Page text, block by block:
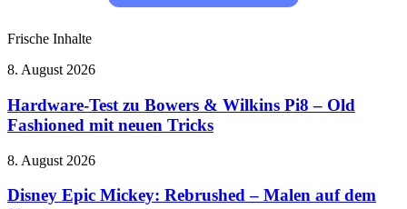
Frische Inhalte
Hardware-
zu
Bowers
&
Pi8
Old
8. August 2026
Hardware-Test zu Bowers & Wilkins Pi8 – Old
Fashioned mit neuen Tricks
Disney
Mickey:
8. August 2026
Disney Epic Mickey: Rebrushed – Malen auf dem